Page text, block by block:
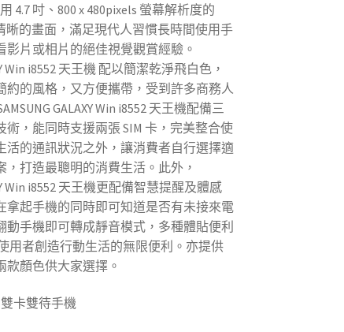
4.7 吋、800 x 480pixels 螢幕解析度的
晰的畫面，滿足現代人習慣長時間使用手
影片或相片的絕佳視覺觀賞經驗。
Win i8552 天王機 配以簡潔乾淨飛白色，
約的風格，又方便攜帶，受到許多商務人
GALAXY Win i8552 天王機配備三
術，能同時支援兩張 SIM 卡，完美整合使
活的通訊狀況之外，讓消費者自行選擇適
，打造最聰明的消費生活。此外，
Win i8552 天王機更配備智慧提醒及體感
拿起手機的同時即可知道是否有未接來電
動手機即可轉成靜音模式，多種體貼便利
用者創造行動生活的無限便利。亦提供
款顏色供大家選擇。
雙卡雙待手機(高雄高價回收中古手機)